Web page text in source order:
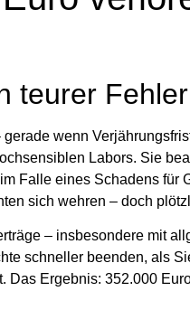
teurer
wenn
Labors. Sie
Falle eines Schadens für
sich wehren – doch
– insbesondere mit
schneller beenden, als
Ergebnis: 352.000